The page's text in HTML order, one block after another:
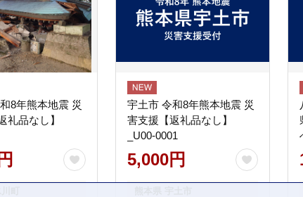
8年熊本地震 災
礼品なし】
宇土市 令和8年熊本地震 災
害支援【返礼品なし】
_U00-0001
5,000円